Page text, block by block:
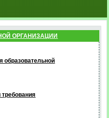
ОРГАНИЗАЦИИ
образовательной